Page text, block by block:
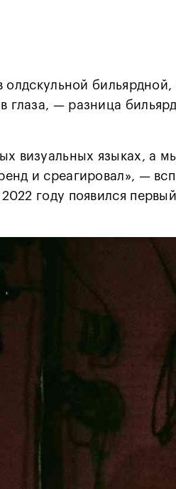
олдскульной
— разница
визуальных языках, а
и среагировал», —
году появился